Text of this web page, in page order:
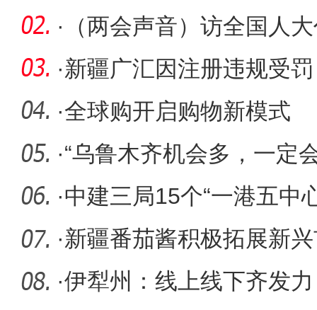
·
（两会声音）访全国人
克：发
·新疆广汇因注册违规受
·全球购开启购物新模式
·“乌鲁木齐机会多，一定
·中建三局15个“一港五中
·新疆番茄酱积极拓展新
·伊犁州：线上线下齐发